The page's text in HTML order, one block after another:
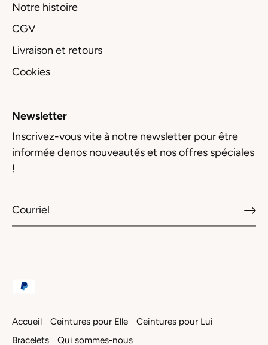
Notre histoire
CGV
Livraison et retours
Cookies
Newsletter
Inscrivez-vous vite à notre newsletter pour être
informée denos nouveautés et nos offres spéciales
!
Accueil Ceintures pour Elle
Ceintures pour Lui
Bracelets
Qui sommes-nous